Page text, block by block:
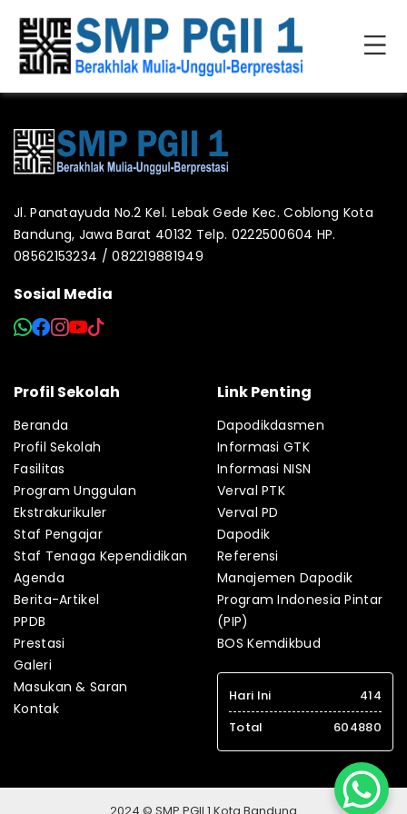
Jl. Panatayuda No.2 Kel. Lebak Gede Kec. Coblong Kota
Bandung, Jawa Barat 40132 Telp. 0222500604 HP.
08562153234 / 082219881949
Sosial Media
Profil Sekolah
Beranda
Profil Sekolah
Fasilitas
Program Unggulan
Ekstrakurikuler
Staf Pengajar
Staf Tenaga Kependidikan
Agenda
Berita-Artikel
PPDB
Prestasi
Galeri
Masukan & Saran
Kontak
Link Penting
Dapodikdasmen
Informasi GTK
Informasi NISN
Verval PTK
Verval PD
Dapodik
Referensi
Manajemen Dapodik
Program Indonesia Pintar
(PIP)
BOS Kemdikbud
Hari Ini
414
Total
604880